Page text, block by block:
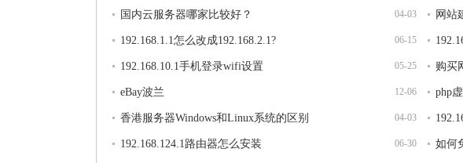
04-03
国内云服务器哪家比较好？ 网站
06-15
192.168.1.1怎么改成192.168.2.1?
05-25
192.168.10.1手机登录wifi设置 购买
12-06
eBay波兰 php
04-03
香港服务器Windows和Linux系统的区别
06-30
192.168.124.1路由器怎么安装 如何